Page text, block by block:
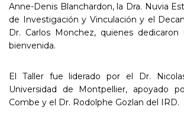
Anne-Denis Blanchardon, la Dra. Nuvia
de Investigación y Vinculación y el
Dr. Carlos Monchez, quienes dedicaron
bienvenida.
El Taller fue liderado por el Dr.
Universidad de Montpellier, apoyado
Combe y el Dr. Rodolphe Gozlan del IRD.